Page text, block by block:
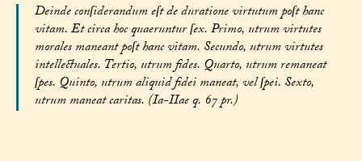
Deinde conſiderandum eſt de duratione virtutum poſt hanc
vitam. Et circa hoc quaeruntur ſex. Primo, utrum virtutes
morales maneant poſt hanc vitam. Secundo, utrum virtutes
intellectuales. Tertio, utrum fides. Quarto, utrum remaneat
ſpes. Quinto, utrum aliquid fidei maneat, vel ſpei. Sexto,
utrum maneat caritas. (Ia-IIae q. 67 pr.)